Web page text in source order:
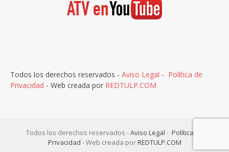
Todos los derechos reservados - Aviso Legal - Política de
Privacidad - Web creada por REDTULP.COM
Todos los derechos reservados -Aviso Legal - Política de
Privacidad - Web creada porREDTULP.COM